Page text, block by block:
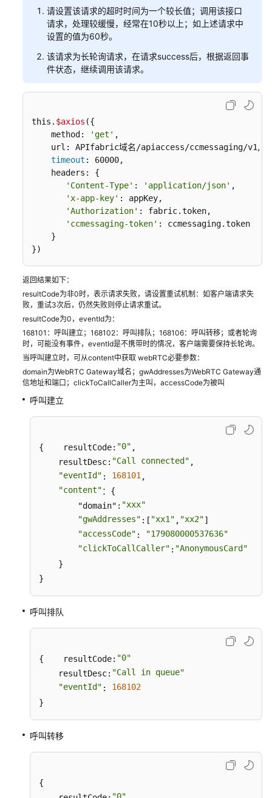
(RESTful)
席
成
H5
运
理
——
工
作
集
第
三
Web
题
通
请设置该请求的超时时间为一个较长值；调用该接口
请求，处理较缓慢，经常在10秒以上；如上述请求中
设置的值为60秒。
该请求为长轮询请求，在请求success后，根据返回事
件状态，继续调用该请求。
this. $axios ({
    method:
'get' ,
url: APIfabric域名/apiaccess/ccmessaging/v1/
timeout : 60000,
    headers: {
'Content-Type' : 'application/json' ,
'x-app-key' : appKey,
'Authorization' : fabric.token,
'ccmessaging-token' : ccmessaging.token
    }
})
返回结果如下：
resultCode为非0时，表示请求失败，请设置重试机制：如客户端请求失
败，重试3次后，仍然失败则停止请求重试。
resultCode为0，eventId为：
168101：呼叫建立；168102：呼叫排队；168106：呼叫转移；或者轮询
时，可能没有事件，eventId是不携带时的情况，客户端需要保持长轮询。
当呼叫建立时，可从content中获取 webRTC必要参数：
domain为WebRTC Gateway域名；gwAddresses为WebRTC Gateway通
信地址和端口；clickToCallCaller为主叫，accessCode为被叫
呼叫建立
{    resultCode: "0" ,
    resultDesc:
"Call connected" ,
"eventId" : 168101 ,
"content"：{
        "domain":
"xxx"
"gwAddresses" :[ "xx1" , "xx2"]
"accessCode" :
"179080000537636"
"clickToCallCaller" : "AnonymousCard"
    }
}
呼叫排队
{    resultCode: "0"
    resultDesc:
"Call in queue"
"eventId" : 168102
}
呼叫转移
{